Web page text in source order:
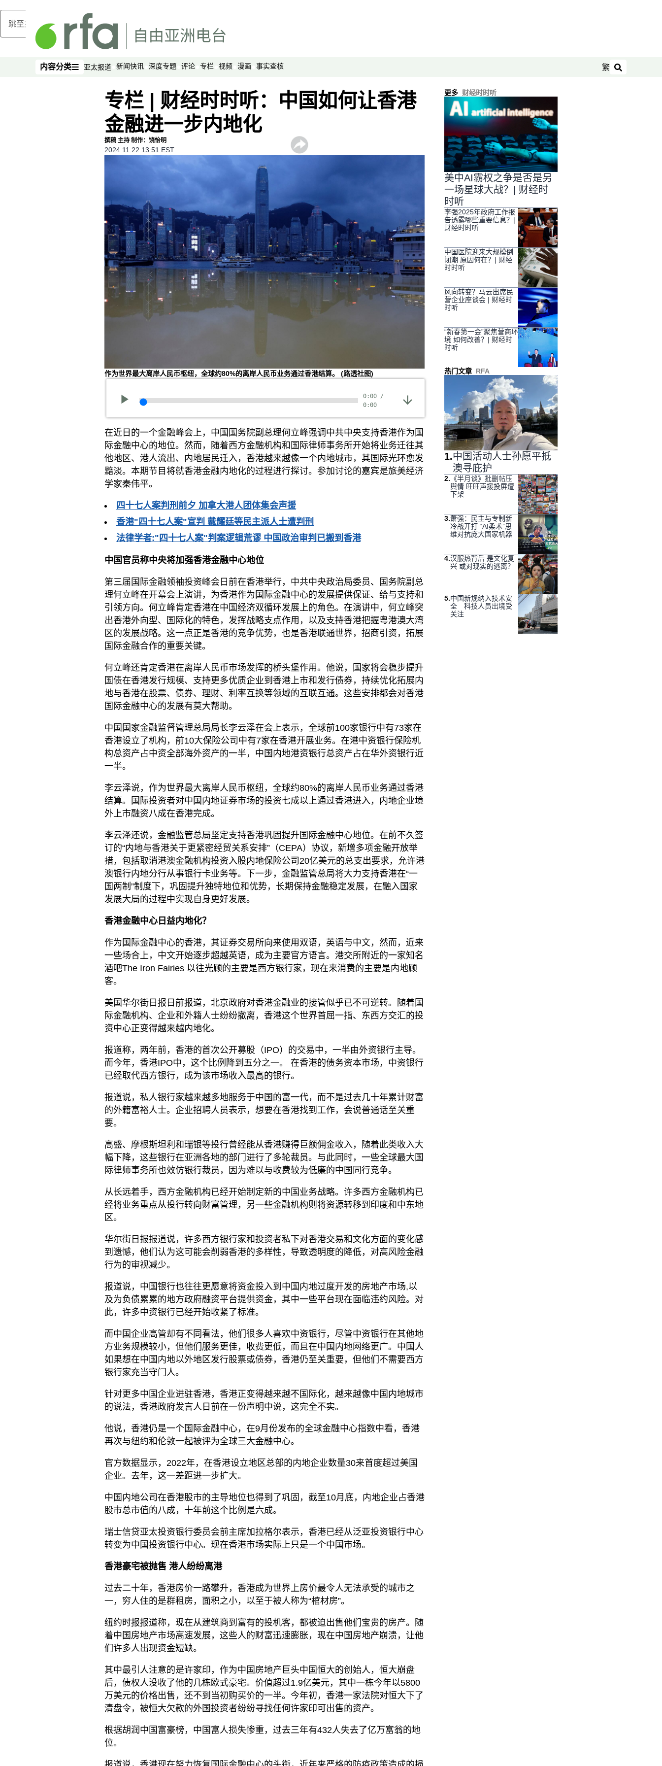
跳至主内容
内容分类
内容分类 亚太报道 新闻快讯 深度专题 评论 专栏 视频 漫画 事实查核 繁
搜索
专栏 | 财经时时听：中国如何让香港
金融进一步内地化
撰稿 主持 制作：饶怡明
2024.11.22 13:51 EST
作为世界最大离岸人民币枢纽，全球约80%的离岸人民币业务通过香港结算。 (路透社图)
0:00 /
0:00
在近日的一个金融峰会上，中国国务院副总理何立峰强调中共中央支持香港作为国
际金融中心的地位。然而，随着西方金融机构和国际律师事务所开始将业务迁往其
他地区、港人流出、内地居民迁入，香港越来越像一个内地城市，其国际光环愈发
黯淡。本期节目将就香港金融内地化的过程进行探讨。参加讨论的嘉宾是旅美经济
学家秦伟平。
四十七人案判刑前夕 加拿大港人团体集会声援
香港"四十七人案"宣判 戴耀廷等民主派人士遭判刑
法律学者:"四十七人案"判案逻辑荒谬 中国政治审判已搬到香港
中国官员称中央将加强香港金融中心地位
第三届国际金融领袖投资峰会日前在香港举行，中共中央政治局委员、国务院副总
理何立峰在开幕会上演讲，为香港作为国际金融中心的发展提供保证、给与支持和
引领方向。何立峰肯定香港在中国经济双循环发展上的角色。在演讲中，何立峰突
出香港外向型、国际化的特色，发挥战略支点作用，以及支持香港把握粤港澳大湾
区的发展战略。这一点正是香港的竞争优势，也是香港联通世界，招商引资，拓展
国际金融合作的重要关键。
何立峰还肯定香港在离岸人民币市场发挥的桥头堡作用。他说，国家将会稳步提升
国债在香港发行规模、支持更多优质企业到香港上市和发行债券，持续优化拓展内
地与香港在股票、债券、理财、利率互换等领域的互联互通。这些安排都会对香港
国际金融中心的发展有莫大帮助。
中国国家金融监督管理总局局长李云泽在会上表示，全球前100家银行中有73家在
香港设立了机构，前10大保险公司中有7家在香港开展业务。在港中资银行保险机
构总资产占中资全部海外资产的一半，中国内地港资银行总资产占在华外资银行近
一半。
李云泽说，作为世界最大离岸人民币枢纽，全球约80%的离岸人民币业务通过香港
结算。国际投资者对中国内地证券市场的投资七成以上通过香港进入，内地企业境
外上市融资八成在香港完成。
李云泽还说，金融监管总局坚定支持香港巩固提升国际金融中心地位。在前不久签
订的“内地与香港关于更紧密经贸关系安排”（CEPA）协议，新增多项金融开放举
措，包括取消港澳金融机构投资入股内地保险公司20亿美元的总支出要求，允许港
澳银行内地分行从事银行卡业务等。下一步，金融监管总局将大力支持香港在“一
国两制”制度下，巩固提升独特地位和优势，长期保持金融稳定发展，在融入国家
发展大局的过程中实现自身更好发展。
香港金融中心日益内地化？
作为国际金融中心的香港，其证券交易所向来使用双语，英语与中文，然而，近来
一些场合上，中文开始逐步超越英语，成为主要官方语言。港交所附近的一家知名
酒吧The Iron Fairies 以往光顾的主要是西方银行家，现在来消费的主要是内地顾
客。
美国华尔街日报日前报道，北京政府对香港金融业的接管似乎已不可逆转。随着国
际金融机构、企业和外籍人士纷纷撤离，香港这个世界首屈一指、东西方交汇的投
资中心正变得越来越内地化。
报道称，两年前，香港的首次公开募股（IPO）的交易中，一半由外资银行主导。
而今年，香港IPO中，这个比例降到五分之一。 在香港的债务资本市场，中资银行
已经取代西方银行，成为该市场收入最高的银行。
报道说，私人银行家越来越多地服务于中国的富一代，而不是过去几十年累计财富
的外籍富裕人士。企业招聘人员表示，想要在香港找到工作，会说普通话至关重
要。
高盛、摩根斯坦利和瑞银等投行曾经能从香港赚得巨额佣金收入，随着此类收入大
幅下降，这些银行在亚洲各地的部门进行了多轮裁员。与此同时，一些全球最大国
际律师事务所也效仿银行裁员，因为难以与收费较为低廉的中国同行竞争。
从长远着手，西方金融机构已经开始制定新的中国业务战略。许多西方金融机构已
经将业务重点从投行转向财富管理，另一些金融机构则将资源转移到印度和中东地
区。
华尔街日报报道说，许多西方银行家和投资者私下对香港交易和文化方面的变化感
到遗憾，他们认为这可能会削弱香港的多样性，导致透明度的降低，对高风险金融
行为的审视减少。
报道说，中国银行也往往更愿意将资金投入到中国内地过度开发的房地产市场,以
及为负债累累的地方政府融资平台提供资金，其中一些平台现在面临违约风险。对
此，许多中资银行已经开始收紧了标准。
而中国企业高管却有不同看法，他们很多人喜欢中资银行，尽管中资银行在其他地
方业务规模较小，但他们服务更佳，收费更低，而且在中国内地网络更广。中国人
如果想在中国内地以外地区发行股票或债券，香港仍至关重要，但他们不需要西方
银行家充当守门人。
针对更多中国企业进驻香港，香港正变得越来越不国际化，越来越像中国内地城市
的说法，香港政府发言人日前在一份声明中说，这完全不实。
他说，香港仍是一个国际金融中心，在9月份发布的全球金融中心指数中看，香港
再次与纽约和伦敦一起被评为全球三大金融中心。
官方数据显示，2022年，在香港设立地区总部的内地企业数量30来首度超过美国
企业。去年，这一差距进一步扩大。
中国内地公司在香港股市的主导地位也得到了巩固，截至10月底，内地企业占香港
股市总市值的八成，十年前这个比例是六成。
瑞士信贷亚太投资银行委员会前主席加拉格尔表示，香港已经从泛亚投资银行中心
转变为中国投资银行中心。现在香港市场实际上只是一个中国市场。
香港豪宅被抛售 港人纷纷离港
过去二十年，香港房价一路攀升，香港成为世界上房价最令人无法承受的城市之
一，穷人住的是群租房，面积之小，以至于被人称为“棺材房”。
纽约时报报道称，现在从建筑商到富有的投机客，都被迫出售他们宝贵的房产。随
着中国房地产市场高速发展，这些人的财富迅速膨胀，现在中国房地产崩溃，让他
们许多人出现资金短缺。
其中最引人注意的是许家印，作为中国房地产巨头中国恒大的创始人，恒大崩盘
后，债权人没收了他的几栋欧式豪宅。价值超过1.9亿美元，其中一栋今年以5800
万美元的价格出售，还不到当初购买价的一半。今年初，香港一家法院对恒大下了
清盘令，被恒大欠款的外国投资者纷纷寻找任何许家印可出售的资产。
根据胡润中国富豪榜，中国富人损失惨重，过去三年有432人失去了亿万富翁的地
位。
更多 财经时时听
美中AI霸权之争是否是另
一场星球大战？| 财经时
时听
李强2025年政府工作报
告透露哪些重要信息？|
财经时时听
中国医院迎来大规模倒
闭潮 原因何在？| 财经
时时听
风向转变？马云出席民
营企业座谈会 | 财经时
时听
“新春第一会”聚焦营商环
境 如何改善？| 财经时
时听
热门文章 RFA
1.中国活动人士孙愿平抵
澳寻庇护
2. 《半月谈》批删帖压
舆情 旺旺声援投屏遭
下架
3.萧强：民主与专制新
冷战开打 “AI柔术”思
维对抗庞大国家机器
4.汉服热背后 是文化复
兴 或对现实的逃离？
5.中国新规纳入技术安
全 科技人员出境受
关注